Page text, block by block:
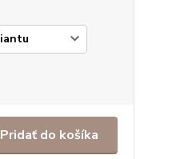
Pridať do košíka